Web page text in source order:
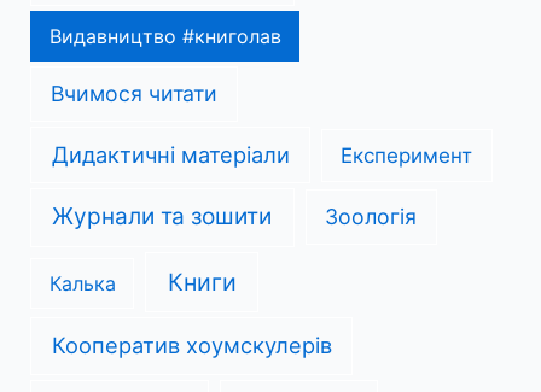
Видавництво #книголав
Вчимося читати
Дидактичні матеріали Експеримент
Журнали та зошити Зоологія
Калька Книги
Кооператив хоумскулерів